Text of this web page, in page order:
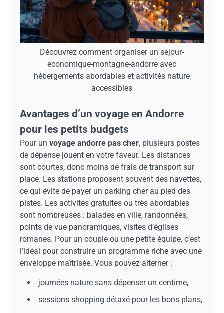
Découvrez comment organiser un sejour-
economique-montagne-andorre avec
hébergements abordables et activités nature
accessibles
Avantages d’un voyage en Andorre
pour les petits budgets
Pour un voyage andorre pas cher, plusieurs postes
de dépense jouent en votre faveur. Les distances
sont courtes, donc moins de frais de transport sur
place. Les stations proposent souvent des navettes,
ce qui évite de payer un parking cher au pied des
pistes. Les activités gratuites ou très abordables
sont nombreuses : balades en ville, randonnées,
points de vue panoramiques, visites d’églises
romanes. Pour un couple ou une petite équipe, c’est
l’idéal pour construire un programme riche avec une
enveloppe maîtrisée. Vous pouvez alterner :
journées nature sans dépenser un centime,
sessions shopping détaxé pour les bons plans,